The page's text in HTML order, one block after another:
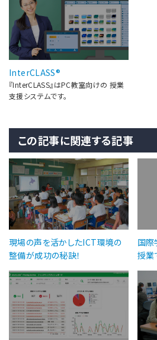
InterCLASS®
『InterCLASS』はPC教室向けの 授業
支援システムです。
この記事に関連する記事
現場の声を活かしたICT環境の
整備が成功の秘訣！
国際
授業